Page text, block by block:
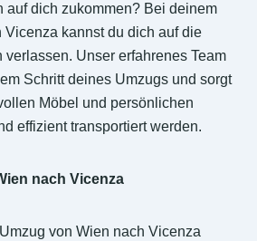
auf dich zukommen? Bei deinem
Vicenza kannst du dich auf die
Unser erfahrenes Team
Schritt deines Umzugs und sorgt
Möbel und persönlichen
effizient transportiert werden.
nach Vicenza
von Wien nach Vicenza